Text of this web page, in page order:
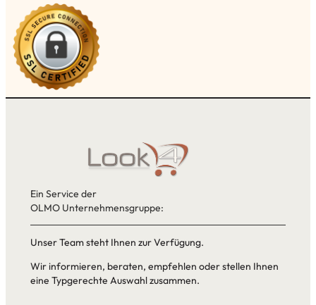
Ein Service der
OLMO Unternehmensgruppe:
Unser Team steht Ihnen zur Verfügung.
Wir informieren, beraten, empfehlen oder stellen Ihnen
eine Typgerechte Auswahl zusammen.